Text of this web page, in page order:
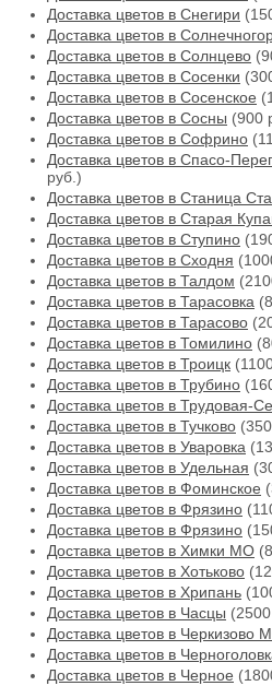
Доставка цветов в Снегири
Доставка цветов в
Доставка цветов в Солнцево
Доставка цветов в Сосенки
Доставка цветов в Сосенское
Доставка цветов в Сосны (900
Доставка цветов в Софрино
Доставка цветов в Спасо-
руб.)
Доставка цветов в Станица
Доставка цветов в Старая
Доставка цветов в Ступино
Доставка цветов в Сходня
Доставка цветов в Талдом
Доставка цветов в Тарасовка
Доставка цветов в Тарасово
Доставка цветов в Томилино
Доставка цветов в Троицк
Доставка цветов в Трубино
Доставка цветов в Трудовая-
Доставка цветов в Тучково
Доставка цветов в Уваровка
Доставка цветов в Удельная
Доставка цветов в Фоминское
Доставка цветов в Фрязино
Доставка цветов в Фрязино
Доставка цветов в Химки МО
Доставка цветов в Хотьково
Доставка цветов в Хрипань
Доставка цветов в Часцы
Доставка цветов в Черкизово
Доставка цветов в
Доставка цветов в Черное